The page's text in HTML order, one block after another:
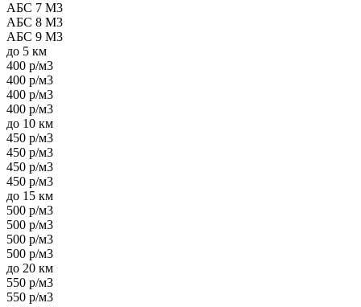
АБС 7 М3
АБС 8 М3
АБС 9 М3
до 5 км
400 р/м3
400 р/м3
400 р/м3
400 р/м3
до 10 км
450 р/м3
450 р/м3
450 р/м3
450 р/м3
до 15 км
500 р/м3
500 р/м3
500 р/м3
500 р/м3
до 20 км
550 р/м3
550 р/м3